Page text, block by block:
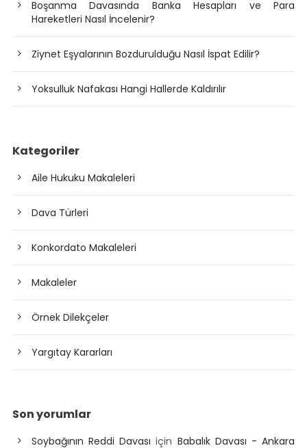
Boşanma Davasında Banka Hesapları ve Para
Hareketleri Nasıl İncelenir?
Ziynet Eşyalarının Bozdurulduğu Nasıl İspat Edilir?
Yoksulluk Nafakası Hangi Hallerde Kaldırılır
Kategoriler
Aile Hukuku Makaleleri
Dava Türleri
Konkordato Makaleleri
Makaleler
Örnek Dilekçeler
Yargıtay Kararları
Son yorumlar
Soybağının Reddi Davası için Babalık Davası - Ankara